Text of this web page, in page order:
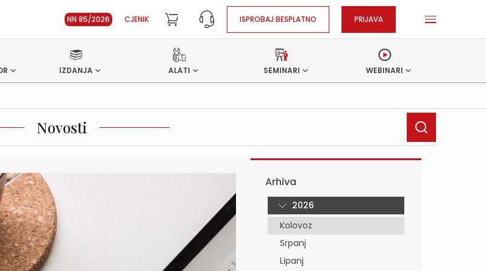
NN 85/2026 CJENIK ISPROBAJ BESPLATNO PRIJAVA
IZDANJA ALATI SEMINARI WEBINARI
Novosti
Arhiva
2026
Kolovoz
Srpanj
Lipanj